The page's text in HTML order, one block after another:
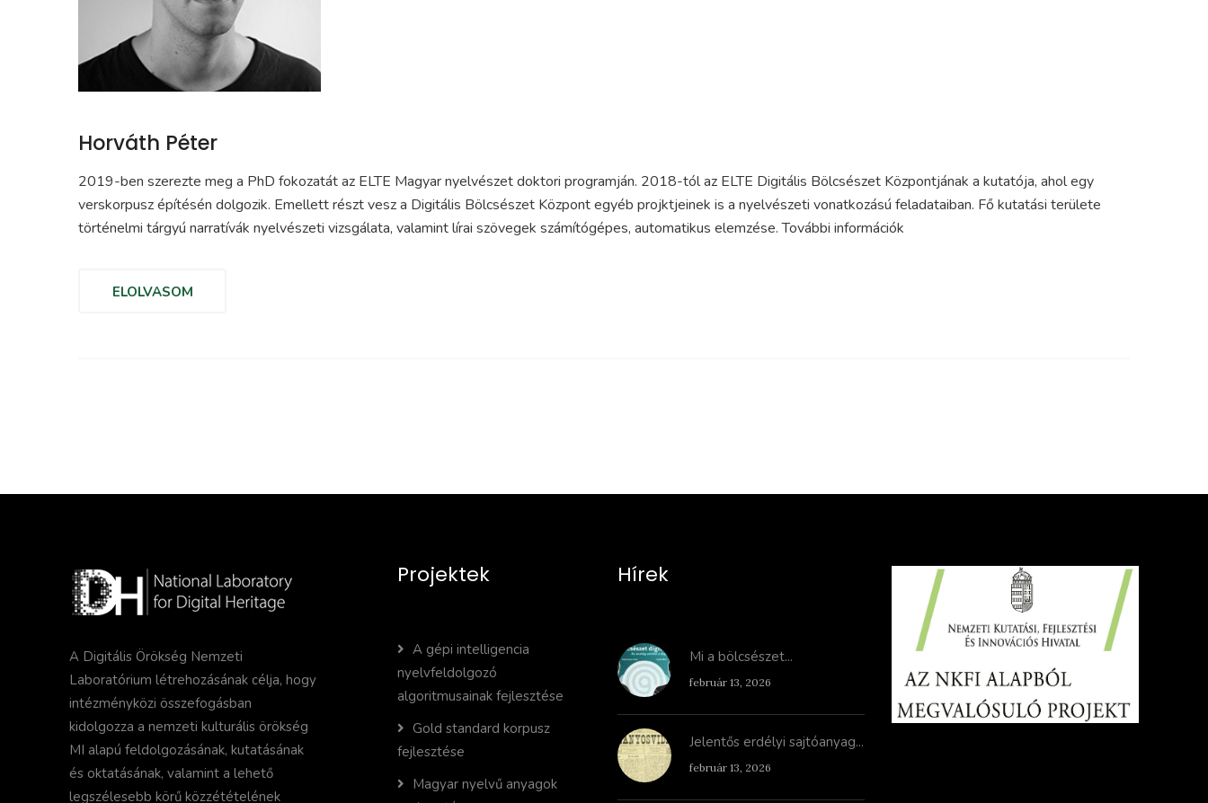
Horváth Péter
2019-ben szerezte meg a PhD fokozatát az ELTE Magyar nyelvészet doktori programján. 2018-tól az ELTE Digitális Bölcsészet Központjának a kutatója, ahol egy
verskorpusz építésén dolgozik. Emellett részt vesz a Digitális Bölcsészet Központ egyéb projktjeinek is a nyelvészeti vonatkozású feladataiban. Fő kutatási területe
történelmi tárgyú narratívák nyelvészeti vizsgálata, valamint lírai szövegek számítógépes, automatikus elemzése. További információk
ELOLVASOM
A Digitális Örökség Nemzeti
Laboratórium létrehozásának célja, hogy
intézményközi összefogásban
kidolgozza a nemzeti kulturális örökség
MI alapú feldolgozásának, kutatásának
és oktatásának, valamint a lehető
legszélesebb körű közzétételének
Projektek
A gépi intelligencia
nyelvfeldolgozó
algoritmusainak fejlesztése
Gold standard korpusz
fejlesztése
Magyar nyelvű anyagok
Hírek
Mi a bölcsészet...
február 13, 2026
Jelentős erdélyi sajtóanyag...
február 13, 2026